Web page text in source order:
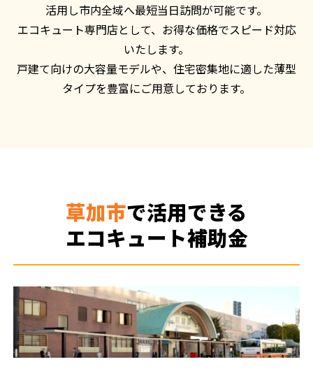
活用し市内全域へ最短当日訪問が可能です。
エコキュート専門店として、お得な価格でスピード対応
いたします。
戸建て向けの大容量モデルや、住宅密集地に適した薄型
タイプを豊富にご用意しております。
草加市で活用できる
エコキュート補助金